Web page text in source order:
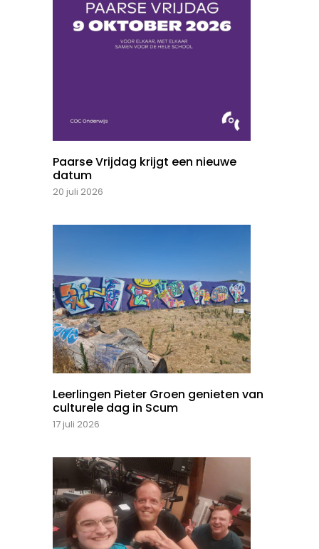
Paarse Vrijdag krijgt een nieuwe
datum
20 juli 2026
Leerlingen Pieter Groen genieten van
culturele dag in Scum
17 juli 2026